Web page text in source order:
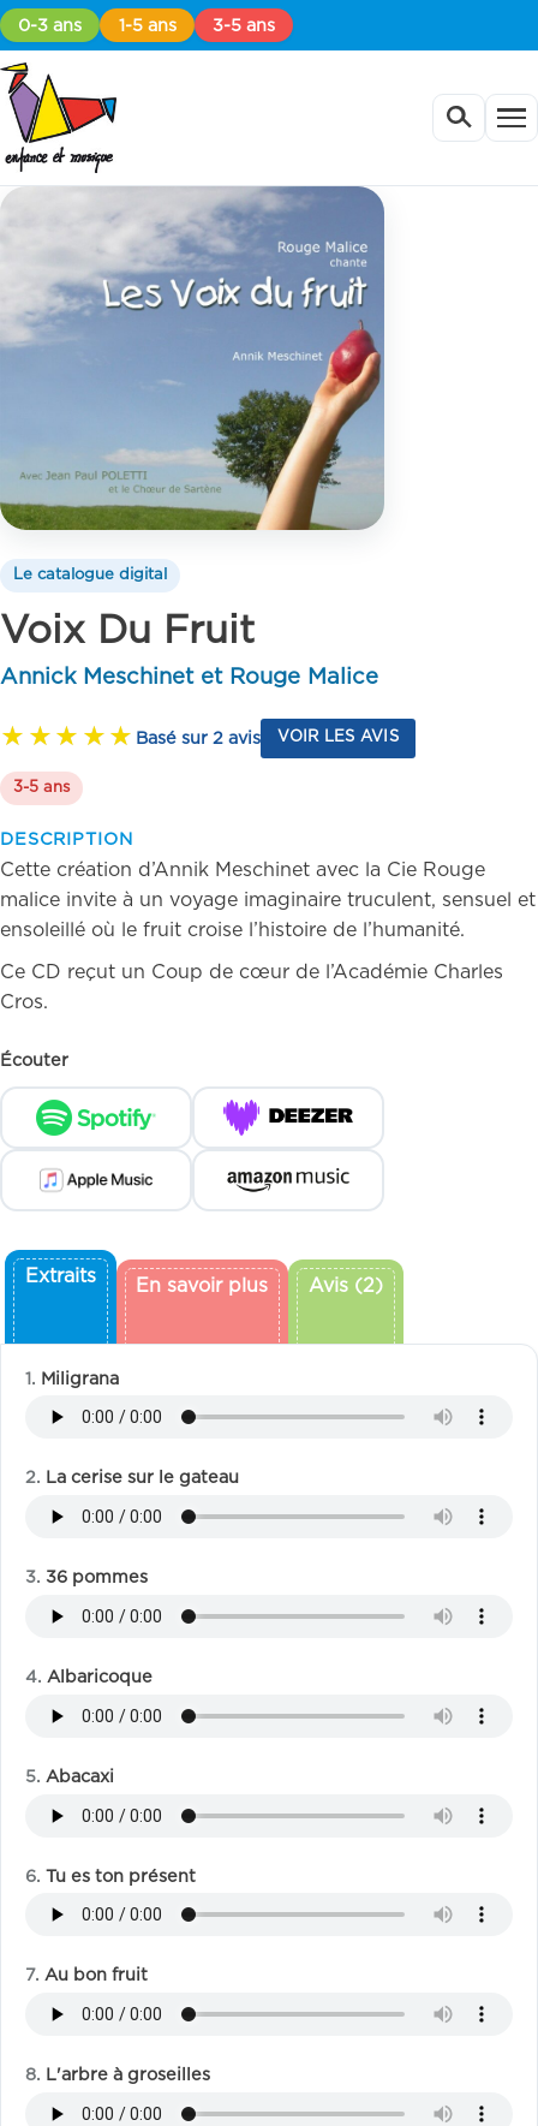
0-3 ans 1-5 ans 3-5 ans
Le catalogue digital
Voix Du Fruit
Annick Meschinet et Rouge Malice
Basé sur 2 avis VOIR LES AVIS
3-5 ans
DESCRIPTION
Cette création d’Annik Meschinet avec la Cie Rouge
malice invite à un voyage imaginaire truculent, sensuel et
ensoleillé où le fruit croise l’histoire de l’humanité.
Ce CD reçut un Coup de cœur de l’Académie Charles
Cros.
Écouter
Extraits En savoir plus Avis (2)
Miligrana
La cerise sur le gateau
36 pommes
Albaricoque
Abacaxi
Tu es ton présent
Au bon fruit
L'arbre à groseilles